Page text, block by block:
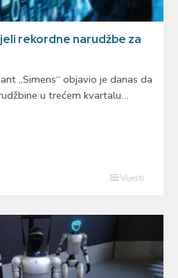
rekordne narudžbe za
„Simens“ objavio je danas da
u trećem kvartalu…
Vijesti